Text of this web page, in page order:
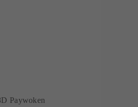
Paywoken